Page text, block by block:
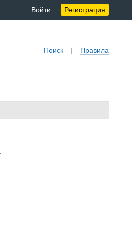
Войти Регистрация
Поиск | Правила